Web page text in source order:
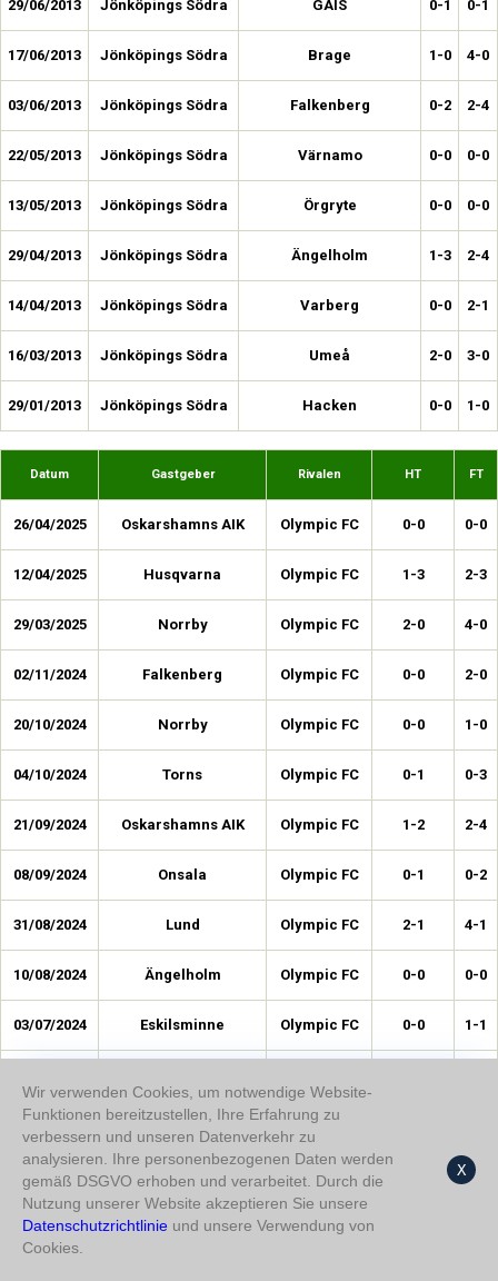
29/06/2013 Jönköpings Södra GAIS 0-1 0-1
17/06/2013 Jönköpings Södra Brage 1-0 4-0
03/06/2013 Jönköpings Södra Falkenberg 0-2 2-4
22/05/2013 Jönköpings Södra Värnamo 0-0 0-0
13/05/2013 Jönköpings Södra Örgryte 0-0 0-0
29/04/2013 Jönköpings Södra Ängelholm 1-3 2-4
14/04/2013 Jönköpings Södra Varberg 0-0 2-1
16/03/2013 Jönköpings Södra Umeå 2-0 3-0
29/01/2013 Jönköpings Södra Hacken 0-0 1-0
Datum Gastgeber Rivalen HT FT
26/04/2025 Oskarshamns AIK Olympic FC 0-0 0-0
12/04/2025 Husqvarna Olympic FC 1-3 2-3
29/03/2025 Norrby Olympic FC 2-0 4-0
02/11/2024 Falkenberg Olympic FC 0-0 2-0
20/10/2024 Norrby Olympic FC 0-0 1-0
04/10/2024 Torns Olympic FC 0-1 0-3
21/09/2024 Oskarshamns AIK Olympic FC 1-2 2-4
08/09/2024 Onsala Olympic FC 0-1 0-2
31/08/2024 Lund Olympic FC 2-1 4-1
10/08/2024 Ängelholm Olympic FC 0-0 0-0
03/07/2024 Eskilsminne Olympic FC 0-0 1-1
01/06/2024 Ariana Olympic FC
17/05/2024 Rosengard Olympic FC 2-0
04/05/2024 Trollhättan Olympic FC
Wir verwenden Cookies, um notwendige Website-
Funktionen bereitzustellen, Ihre Erfahrung zu
verbessern und unseren Datenverkehr zu
analysieren. Ihre personenbezogenen Daten werden
gemäß DSGVO erhoben und verarbeitet. Durch die
Nutzung unserer Website akzeptieren Sie unsere
Datenschutzrichtlinie und unsere Verwendung von
Cookies.
X